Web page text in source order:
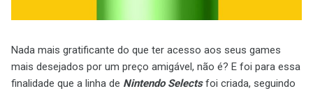
Nada mais gratificante do que ter acesso aos seus games
mais desejados por um preço amigável, não é? E foi para essa
finalidade que a linha de Nintendo Selectsfoi criada, seguindo